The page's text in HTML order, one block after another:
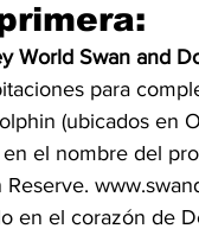
World Swan and
para
(ubicados en
el nombre del
en el corazón de